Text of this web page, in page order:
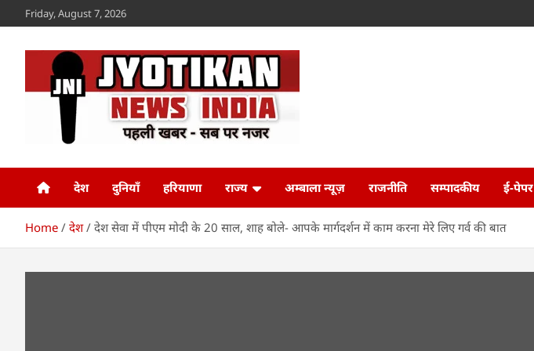
to
Friday, August 7, 2026
Jyotikan
देश दुनियाँ हरियाणा राज्य अम्बाला न्यूज़ राजनीति सम्पादकीय ई-पेपर
Home देश देश सेवा में पीएम मोदी के 20 साल, शाह बोले- आपके मार्गदर्शन में काम करना मेरे लिए गर्व की बात